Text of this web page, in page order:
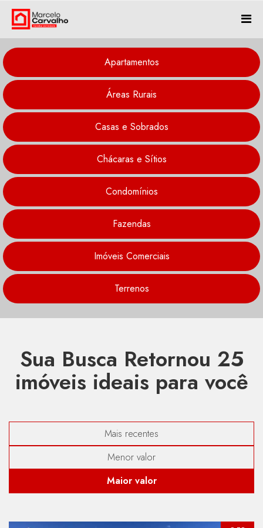
Apartamentos
Áreas Rurais
Casas e Sobrados
Chácaras e Sítios
Condomínios
Fazendas
Imóveis Comerciais
Terrenos
Sua Busca Retornou 25
imóveis ideais para você
Mais recentes
Menor valor
Maior valor